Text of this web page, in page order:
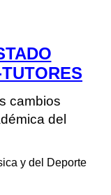
cambios
del
y del Deporte